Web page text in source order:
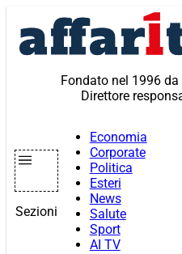
contenuto
Fondato nel 1996
Direttore
Sezioni
Economia
Corporate
Politica
Esteri
News
Salute
Sport
AI TV